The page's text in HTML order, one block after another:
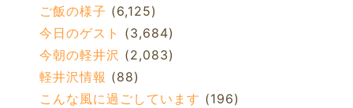
ご飯の様子 (6,125)
今日のゲスト (3,684)
今朝の軽井沢 (2,083)
軽井沢情報 (88)
こんな風に過ごしています (196)